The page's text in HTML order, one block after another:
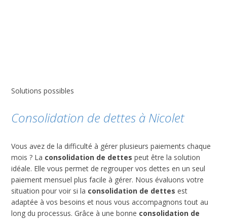
Solutions possibles
Consolidation de dettes à Nicolet
Vous avez de la difficulté à gérer plusieurs paiements chaque
mois ? La consolidation de dettes peut être la solution
idéale. Elle vous permet de regrouper vos dettes en un seul
paiement mensuel plus facile à gérer. Nous évaluons votre
situation pour voir si la consolidation de dettes est
adaptée à vos besoins et nous vous accompagnons tout au
long du processus. Grâce à une bonne consolidation de